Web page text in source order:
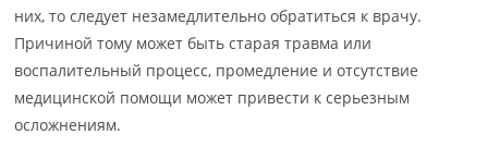
них, то следует незамедлительно обратиться к врачу.
Причиной тому может быть старая травма или
воспалительный процесс, промедление и отсутствие
медицинской помощи может привести к серьезным
осложнениям.